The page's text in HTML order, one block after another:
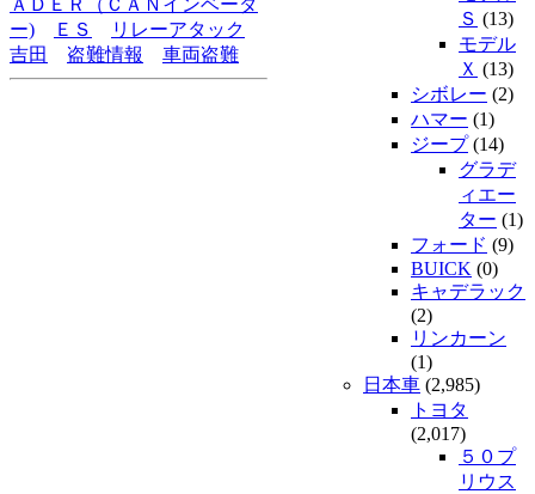
ＡＤＥＲ（ＣＡＮインベーダ
ー)
ＥＳ
リレーアタック
吉田
盗難情報 車両盗難
Ｓ (13)
モデル
Ｘ (13)
シボレー (2)
ハマー (1)
ジープ(14)
グラデ
ィエー
ター (1)
フォード (9)
BUICK (0)
キャデラック
(2)
リンカーン
(1)
日本車 (2,985)
トヨタ
(2,017)
５０プ
リウス